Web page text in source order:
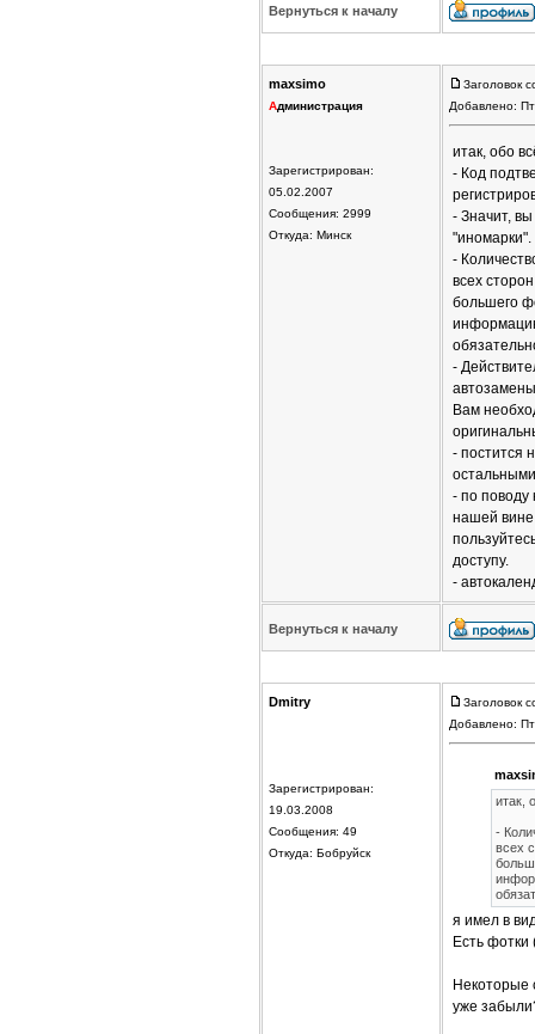
Вернуться к началу
maxsimo
Администрация
Зарегистрирован:
05.02.2007
Сообщения: 2999
Откуда: Минск
Заголовок
Добавлено:
итак, обо
- Код
- Значит,
-
всех
большего
-
Вам
- постится
- по поводу
нашей
доступу.
-
Вернуться к началу
Dmitry
Зарегистрирован:
19.03.2008
Сообщения: 49
Откуда: Бобруйск
Заголовок
Добавлено:
итак,
-
всех
я имел в
Есть фотки
Некоторые
уже